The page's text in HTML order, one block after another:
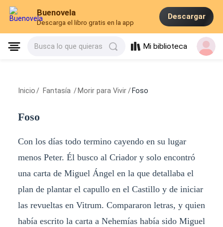
Buenovela
Descarga el libro gratis en la app
Descargar
Busca lo que quieras Mi biblioteca
Inicio / Fantasía / Morir para Vivir / Foso
Foso
Con los días todo termino cayendo en su lugar
menos Peter. Él busco al Criador y solo encontró
una carta de Miguel Ángel en la que detallaba el
plan de plantar el capullo en el Castillo y de iniciar
las revueltas en Vitrum. Compararon letras, y quien
había escrito la carta a Nehemías había sido Miguel